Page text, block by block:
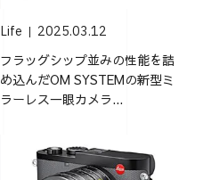
Life 2025.03.12
フラッグシップ並みの性能を詰
め込んだOM SYSTEMの新型ミ
ラーレス一眼カメラ...